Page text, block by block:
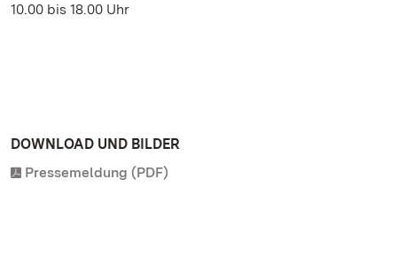
10.00 bis 18.00 Uhr
DOWNLOAD UND BILDER
Pressemeldung (PDF)